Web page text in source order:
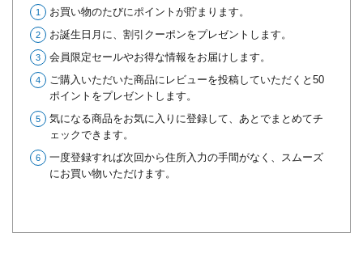
お買い物のたびにポイントが貯まります。
お誕生日月に、割引クーポンをプレゼントします。
会員限定セールやお得な情報をお届けします。
ご購入いただいた商品にレビューを投稿していただくと50
ポイントをプレゼントします。
気になる商品をお気に入りに登録して、あとでまとめてチ
ェックできます。
一度登録すれば次回から住所入力の手間がなく、スムーズ
にお買い物いただけます。